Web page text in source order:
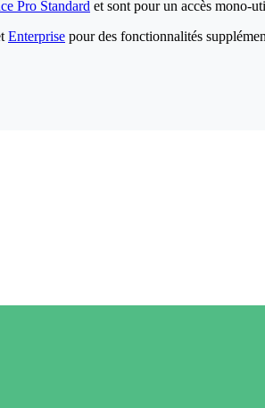
Pro Standard et sont pour un accès mono-
Enterprise pour des fonctionnalités